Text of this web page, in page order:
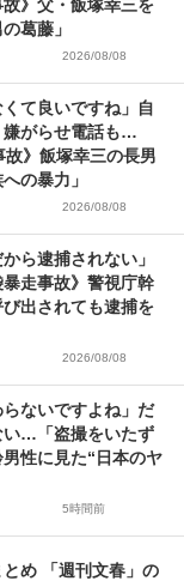
》父・飯塚幸三を
葛藤」
2026/08/08
くて良いですね」自
嫌がらせ電話も…
故》飯塚幸三の長男
の暴力」
2026/08/08
ら逮捕されない」
走事故》警視庁幹
出されても逮捕を
2026/08/08
らないですよね」だ
い…「盗撮をいたず
性に見た“日本のヤ
5時間前
め 「週刊文春」の